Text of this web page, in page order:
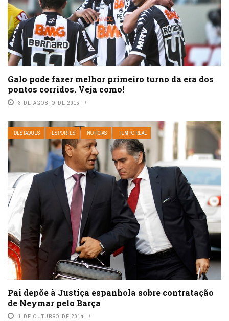
Galo pode fazer melhor primeiro turno da era dos
pontos corridos. Veja como!
3 DE AGOSTO DE 2015
DESTAQUES ESPORTES NOTÍCIAS TEMPO REAL
Pai depõe à Justiça espanhola sobre contratação
de Neymar pelo Barça
1 DE OUTUBRO DE 2014